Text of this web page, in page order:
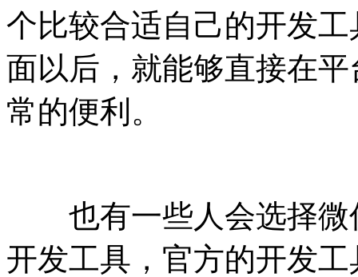
个比较合适自己的开发
面以后，就能够直接在
常的便利。
也有一些人会选择微
开发工具，官方的开发